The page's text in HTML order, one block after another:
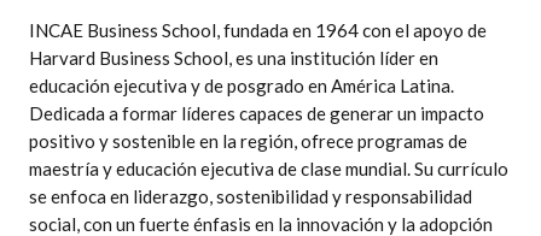
INCAE Business School, fundada en 1964 con el apoyo de
Harvard Business School, es una institución líder en
educación ejecutiva y de posgrado en América Latina.
Dedicada a formar líderes capaces de generar un impacto
positivo y sostenible en la región, ofrece programas de
maestría y educación ejecutiva de clase mundial. Su currículo
se enfoca en liderazgo, sostenibilidad y responsabilidad
social, con un fuerte énfasis en la innovación y la adopción